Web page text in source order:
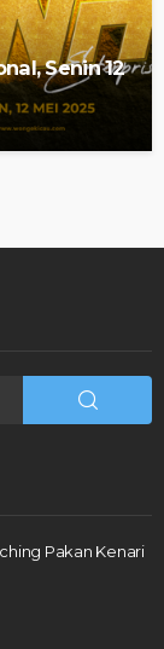
Senin 12
Pakan Kenari